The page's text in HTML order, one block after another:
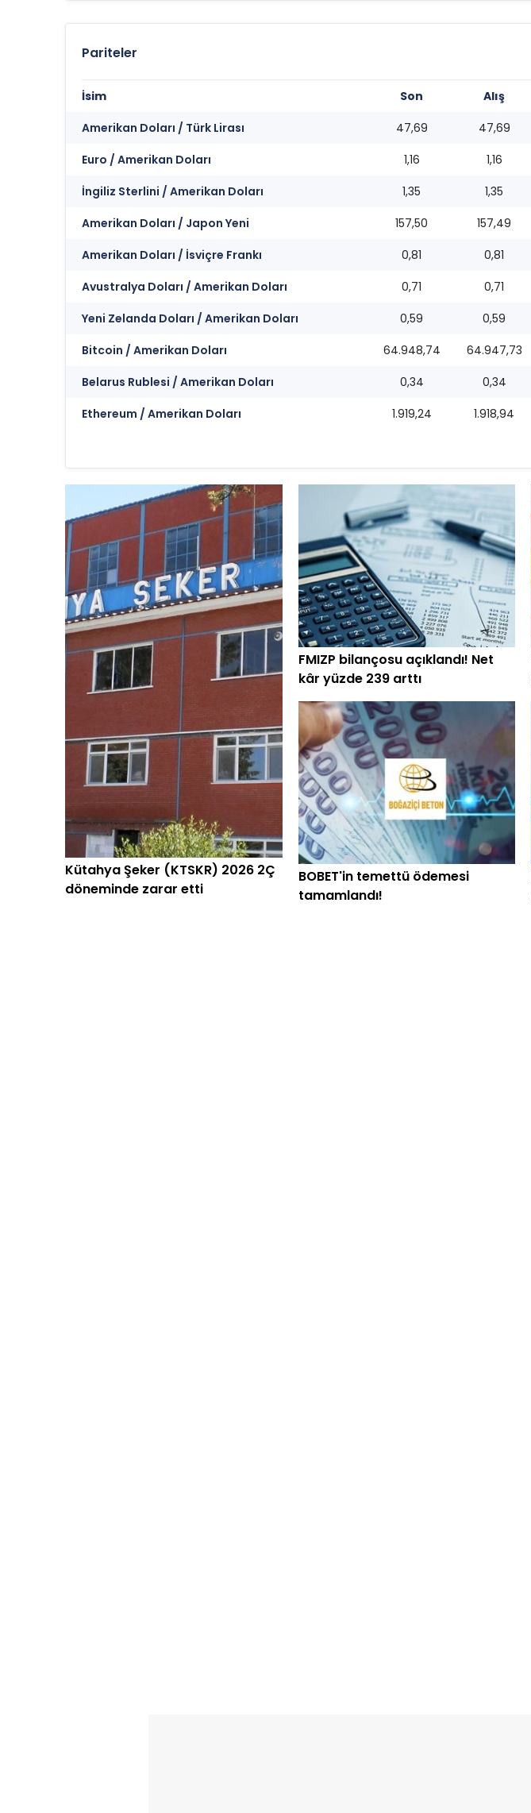
Pariteler
İsim Son Alış
Amerikan Doları / Türk Lirası
47,69 47,69
Euro / Amerikan Doları
1,16 1,16
İngiliz Sterlini / Amerikan Doları
1,35 1,35
Amerikan Doları / Japon Yeni
157,50 157,49
Amerikan Doları / İsviçre Frankı
0,81 0,81
Avustralya Doları / Amerikan Doları
0,71 0,71
Yeni Zelanda Doları / Amerikan Doları
0,59 0,59
Bitcoin / Amerikan Doları
64.948,74 64.947,73
Belarus Rublesi / Amerikan Doları
0,34 0,34
Ethereum / Amerikan Doları
1.919,24 1.918,94
Kütahya Şeker (KTSKR) 2026 2Ç
döneminde zarar etti
FMIZP bilançosu açıklandı! Net
kâr yüzde 239 arttı
BOBET'in temettü ödemesi
tamamlandı!